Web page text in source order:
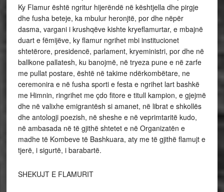
Ky Flamur është ngritur hijerëndë në kështjella dhe pirgje
dhe fusha beteje, ka mbulur heronjtë, por dhe nëpër
dasma, vargani i krushqëve kishte kryeflamurtar, e mbajnë
duart e fëmijëve, ky flamur ngrihet mbi institucionet
shtetërore, presidencë, parlament, kryeministri, por dhe në
ballkone pallatesh, ku banojmë, në tryeza pune e në zarfe
me pullat postare, është në takime ndërkombëtare, ne
ceremonira e në fusha sporti e festa e ngrihet lart bashkë
me Himnin, ringrihet me çdo fitore e titull kampion, e gjejmë
dhe në valixhe emigrantësh si amanet, në librat e shkollës
dhe antologji poezish, në sheshe e në veprimtaritë kudo,
në ambasada në të gjithë shtetet e në Organizatën e
madhe të Kombeve të Bashkuara, aty me të gjithë flamujt e
tjerë, i sigurtë, i barabartë.
SHEKUJT E FLAMURIT